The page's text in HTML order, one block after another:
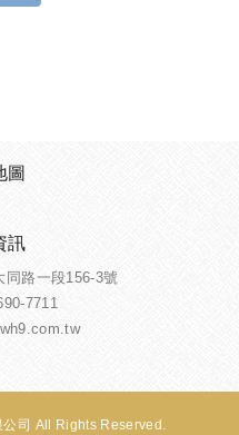
圖
訊
同路一段156-3號
7711
司 All Rights Reserved.